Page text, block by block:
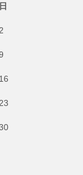
日
2
16
23